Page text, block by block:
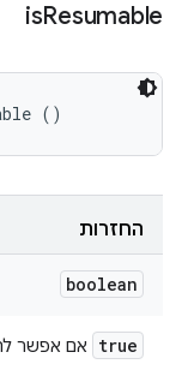
isResumable
()
החזרות
boolean
true אם אפשר